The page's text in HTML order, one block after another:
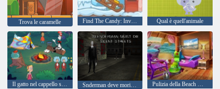
Trova le caramelle Find The Candy: Inverno Qual è quell'animale
Il gatto nel cappello sa molto su quella! tempo di camp Snderman deve morire: strade silenziose Pulizia della Beach House